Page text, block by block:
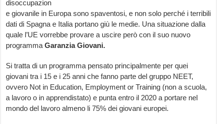
disoccupazion
e giovanile in Europa sono spaventosi, e non solo perché i terribili
dati di Spagna e Italia portano giù le medie. Una situazione dalla
quale l’UE vorrebbe provare a uscire però con il suo nuovo
programmaGaranzia Giovani.
Si tratta di un programma pensato principalmente per quei
giovani tra i 15 e i 25 anni che fanno parte del gruppo NEET,
ovvero Not in Education, Employment or Training (non a scuola,
a lavoro o in apprendistato) e punta entro il 2020 a portare nel
mondo del lavoro almeno li 75% dei giovani europei.